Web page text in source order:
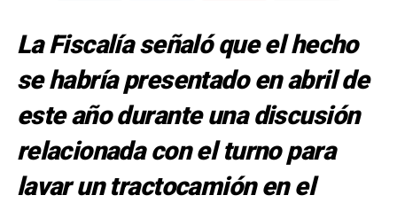
La Fiscalía señaló que el hecho
se habría presentado en abril de
este año durante una discusión
relacionada con el turno para
lavar un tractocamión en el